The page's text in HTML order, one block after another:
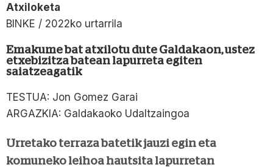
Atxiloketa
BINKE / 2022ko urtarrila
Emakume bat atxilotu dute Galdakaon, ustez
etxebizitza batean lapurreta egiten
saiatzeagatik
TESTUA: Jon Gomez Garai
ARGAZKIA: Galdakaoko Udaltzaingoa
Urretako terraza batetik jauzi egin eta
komuneko leihoa hautsita lapurretan